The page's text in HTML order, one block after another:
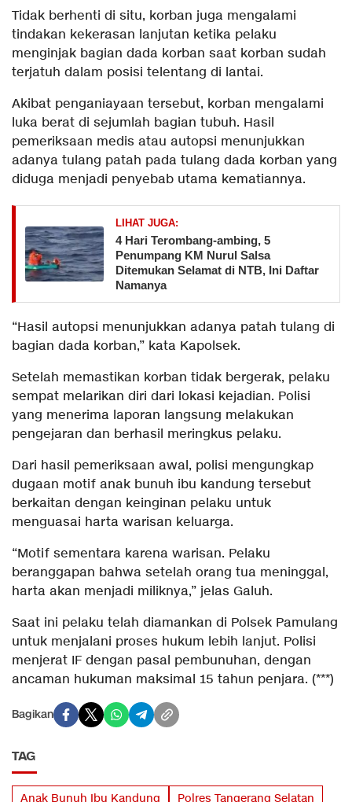
Tidak berhenti di situ, korban juga mengalami
tindakan kekerasan lanjutan ketika pelaku
menginjak bagian dada korban saat korban sudah
terjatuh dalam posisi telentang di lantai.
Akibat penganiayaan tersebut, korban mengalami
luka berat di sejumlah bagian tubuh. Hasil
pemeriksaan medis atau autopsi menunjukkan
adanya tulang patah pada tulang dada korban yang
diduga menjadi penyebab utama kematiannya.
LIHAT JUGA:
​4 Hari Terombang-ambing, 5
Penumpang KM Nurul Salsa
Ditemukan Selamat di NTB, Ini Daftar
Namanya
“Hasil autopsi menunjukkan adanya patah tulang di
bagian dada korban,” kata Kapolsek.
Setelah memastikan korban tidak bergerak, pelaku
sempat melarikan diri dari lokasi kejadian. Polisi
yang menerima laporan langsung melakukan
pengejaran dan berhasil meringkus pelaku.
Dari hasil pemeriksaan awal, polisi mengungkap
dugaan motif anak bunuh ibu kandung tersebut
berkaitan dengan keinginan pelaku untuk
menguasai harta warisan keluarga.
“Motif sementara karena warisan. Pelaku
beranggapan bahwa setelah orang tua meninggal,
harta akan menjadi miliknya,” jelas Galuh.
Saat ini pelaku telah diamankan di Polsek Pamulang
untuk menjalani proses hukum lebih lanjut. Polisi
menjerat IF dengan pasal pembunuhan, dengan
ancaman hukuman maksimal 15 tahun penjara. (***)
Bagikan
TAG
Anak Bunuh Ibu Kandung Polres Tangerang Selatan